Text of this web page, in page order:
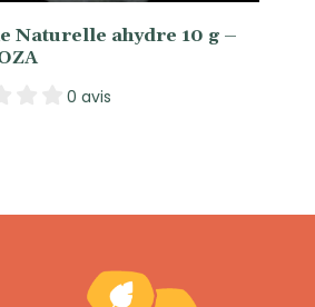
Naturelle ahydre 10 g –
0 avis